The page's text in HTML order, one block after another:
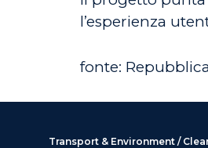
l’esperienza
fonte:
Transport & Environment /